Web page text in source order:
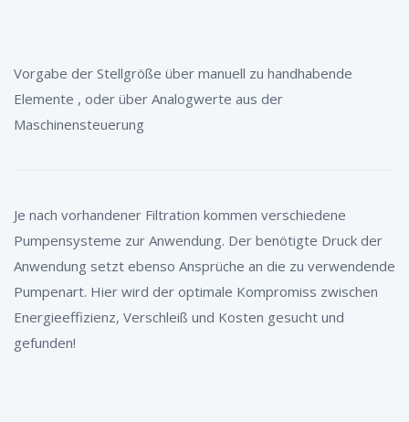
Vorgabe der Stellgröße über manuell zu handhabende
Elemente , oder über Analogwerte aus der
Maschinensteuerung
Je nach vorhandener Filtration kommen verschiedene
Pumpensysteme zur Anwendung. Der benötigte Druck der
Anwendung setzt ebenso Ansprüche an die zu verwendende
Pumpenart. Hier wird der optimale Kompromiss zwischen
Energieeffizienz, Verschleiß und Kosten gesucht und
gefunden!